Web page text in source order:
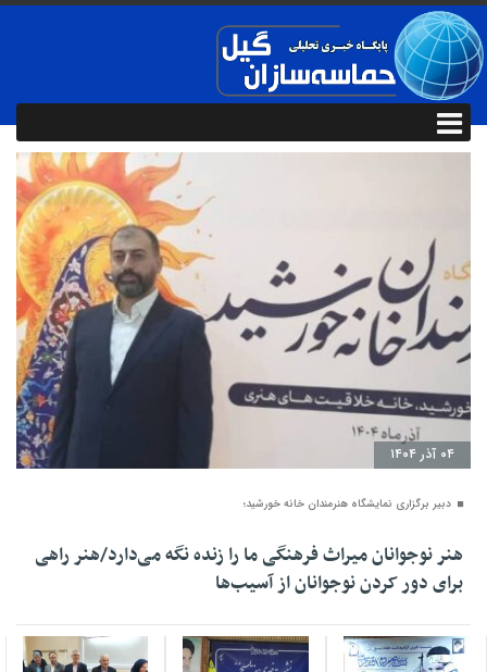
۰۴ آذر ۱۴۰۴
دبیر برگزاری نمایشگاه هنرمندان خانه خورشید؛
هنر نوجوانان میراث فرهنگی ما را زنده نگه می‌دارد/هنر راهی
برای دور کردن نوجوانان از آسیب‌ها